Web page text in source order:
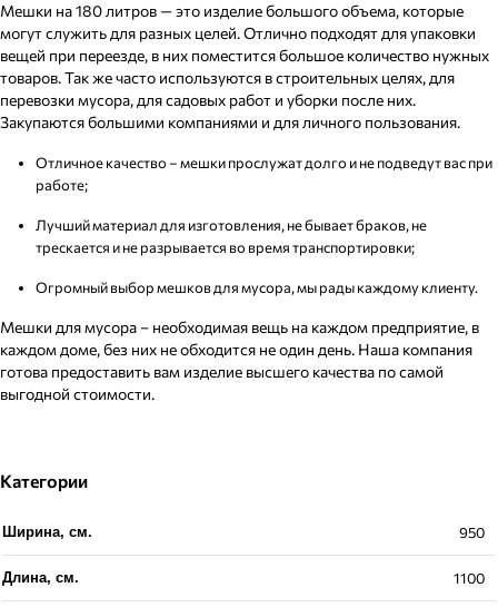
Мешки на 180 литров — это изделие большого объема, которые
могут служить для разных целей. Отлично подходят для упаковки
вещей при переезде, в них поместится большое количество нужных
товаров. Так же часто используются в строительных целях, для
перевозки мусора, для садовых работ и уборки после них.
Закупаются большими компаниями и для личного пользования.
Отличное качество – мешки прослужат долго и не подведут вас при
работе;
Лучший материал для изготовления, не бывает браков, не
трескается и не разрывается во время транспортировки;
Огромный выбор мешков для мусора, мы рады каждому клиенту.
Мешки для мусора – необходимая вещь на каждом предприятие, в
каждом доме, без них не обходится не один день. Наша компания
готова предоставить вам изделие высшего качества по самой
выгодной стоимости.
Категории
Ширина, см. 950
Длина, см. 1100